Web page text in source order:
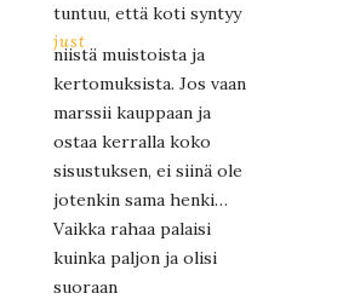
tuntuu, että koti syntyy
just
niistä muistoista ja
kertomuksista. Jos vaan
marssii kauppaan ja
ostaa kerralla koko
sisustuksen, ei siinä ole
jotenkin sama henki…
Vaikka rahaa palaisi
kuinka paljon ja olisi
suoraan